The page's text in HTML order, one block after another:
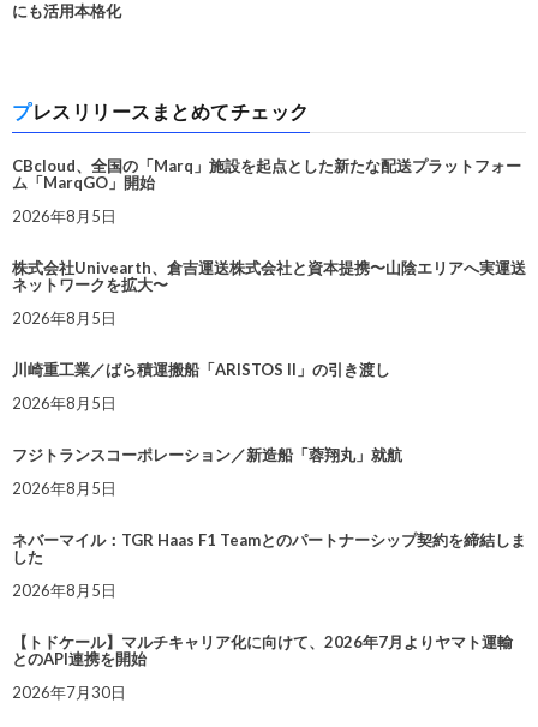
にも活用本格化
プレスリリースまとめてチェック
CBcloud、全国の「Marq」施設を起点とした新たな配送プラットフォー
ム「MarqGO」開始
2026年8月5日
株式会社Univearth、倉吉運送株式会社と資本提携〜山陰エリアへ実運送
ネットワークを拡大〜
2026年8月5日
川崎重工業／ばら積運搬船「ARISTOS II」の引き渡し
2026年8月5日
フジトランスコーポレーション／新造船「蓉翔丸」就航
2026年8月5日
ネバーマイル：TGR Haas F1 Teamとのパートナーシップ契約を締結しま
した
2026年8月5日
【トドケール】マルチキャリア化に向けて、2026年7月よりヤマト運輸
とのAPI連携を開始
2026年7月30日